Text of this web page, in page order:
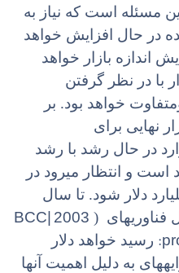
مسئله است که نیاز به
در حال افزایش خواهد
اندازه بازار خواهد
با در نظر گرفتن
خواهد بود. بر
نهایی برای
در حال رشد با رشد
4/13 درصد است و انتظار میرود در
متجاوز از 1 میلیارد دلار شود. تا سال
BCC| 2003
رسید خواهد دلار
آرایههای به دلیل اهمیت آنها